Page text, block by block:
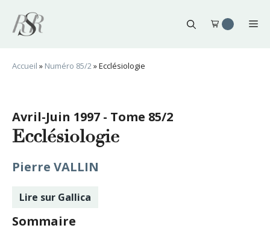
contenu
Accueil » Numéro 85/2»Ecclésiologie
Avril-Juin 1997 - Tome 85/2
Ecclésiologie
Pierre VALLIN
Lire sur Gallica
Sommaire